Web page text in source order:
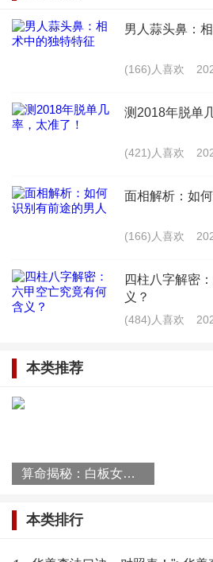
性看待算命，避免过度依赖。以
现代社会的意义：
1. 心理安慰：算命可以为
托，缓解生活中的压力和焦虑。
格、命运，从而更好地规划人
3. 文化传承：算命作为一
的价值，值得我们传承和发扬。
算命与唯心，作为人类对未
需要以科学的态度去分析，以
现代社会，算命依然具有一定的
男人蒜头鼻：
(166)人喜欢
测2018年脱单
(421)人喜欢
面相解析：如
(166)人喜欢
四柱八字解密
义？
(484)人喜欢
本类推荐
算命揭秘：白板女人命运解析
本类排行